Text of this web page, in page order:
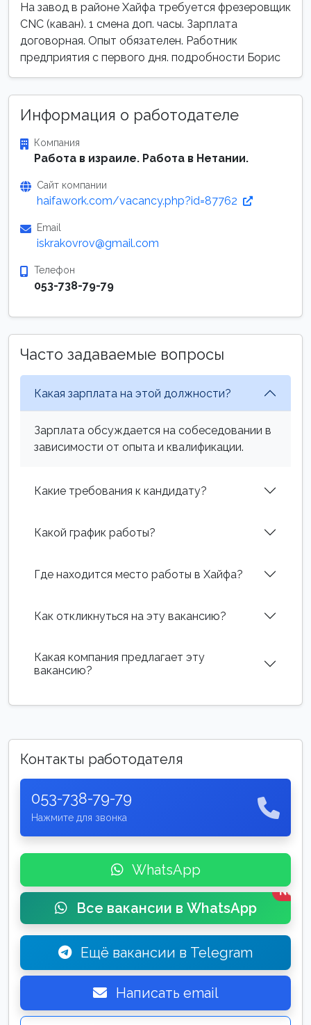
На завод в районе Хайфа требуется фрезеровщик
CNC (каван). 1 смена доп. часы. Зарплата
договорная. Опыт обязателен. Работник
предприятия с первого дня. подробности Борис
Информация о работодателе
Компания
Работа в израиле. Работа в Нетании.
Сайт компании
haifawork.com/vacancy.php?id=87762
Email
iskrakovrov@gmail.com
Телефон
053-738-79-79
Часто задаваемые вопросы
Какая зарплата на этой должности?
Зарплата обсуждается на собеседовании в
зависимости от опыта и квалификации.
Какие требования к кандидату?
Какой график работы?
Где находится место работы в Хайфа?
Как откликнуться на эту вакансию?
Какая компания предлагает эту
вакансию?
Контакты работодателя
053-738-79-79
Нажмите для звонка
WhatsApp
Все вакансии в WhatsApp
New
Ещё вакансии в Telegram
Написать email